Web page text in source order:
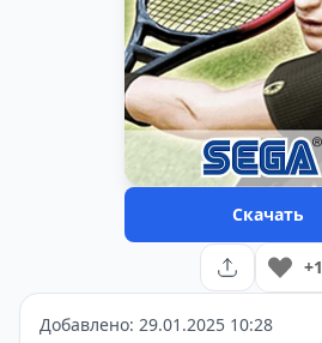
Скачать
+1
Добавлено: 29.01.2025 10:28